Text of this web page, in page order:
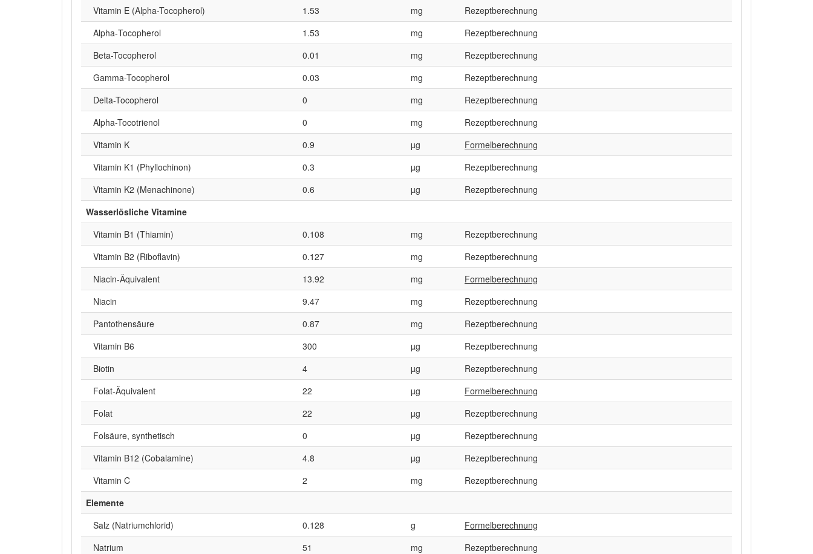
Vitamin E (Alpha-Tocopherol)
1.53 mg
Rezeptberechnung
Alpha‑Tocopherol
1.53 mg
Rezeptberechnung
Beta-Tocopherol
0.01 mg
Rezeptberechnung
Gamma-Tocopherol
0.03 mg
Rezeptberechnung
Delta-Tocopherol
0 mg
Rezeptberechnung
Alpha-Tocotrienol
0 mg
Rezeptberechnung
Vitamin K
0.9 µg
Formelberechnung
Vitamin K1 (Phyllochinon)
0.3 µg
Rezeptberechnung
Vitamin K2 (Menachinone)
0.6 µg
Rezeptberechnung
Wasserlösliche Vitamine
Vitamin B1 (Thiamin)
0.108 mg
Rezeptberechnung
Vitamin B2 (Riboflavin)
0.127 mg
Rezeptberechnung
Niacin-Äquivalent
13.92 mg
Formelberechnung
Niacin
9.47 mg
Rezeptberechnung
Pantothensäure
0.87 mg
Rezeptberechnung
Vitamin B6
300 µg
Rezeptberechnung
Biotin
4 µg
Rezeptberechnung
Folat-Äquivalent
22 µg
Formelberechnung
Folat
22 µg
Rezeptberechnung
Folsäure, synthetisch
0 µg
Rezeptberechnung
Vitamin B12 (Cobalamine)
4.8 µg
Rezeptberechnung
Vitamin C
2 mg
Rezeptberechnung
Elemente
Salz (Natriumchlorid)
0.128 g
Formelberechnung
Natrium
51 mg
Rezeptberechnung